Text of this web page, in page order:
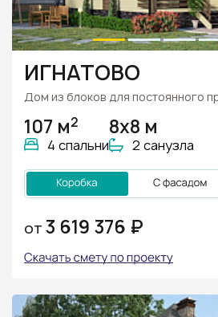
ИГНАТОВО
Дом из блоков для постоянного
107 м2
4 спальни
8х8 м
2 санузла
ОТ 3 619 376 ₽